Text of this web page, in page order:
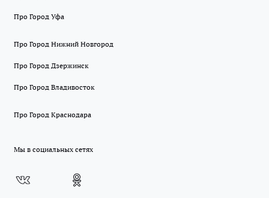
Про Город Уфа
Про Город Нижний Новгород
Про Город Дзержинск
Про Город Владивосток
Про Город Краснодара
Мы в социальных сетях